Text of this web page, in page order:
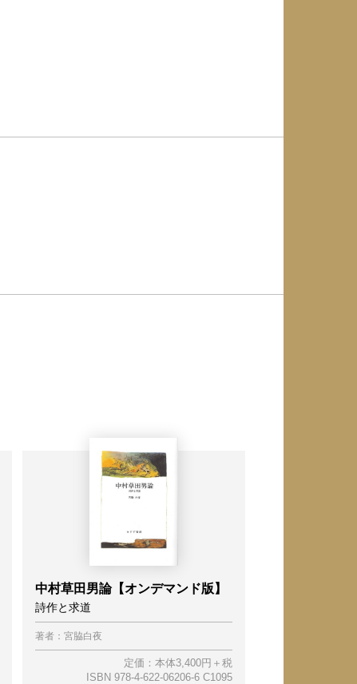
中村草田男論【オンデマンド版】
詩作と求道
著者： 宮脇白夜
定価：本体3,400円＋税
ISBN 978-4-622-06206-6 C1095